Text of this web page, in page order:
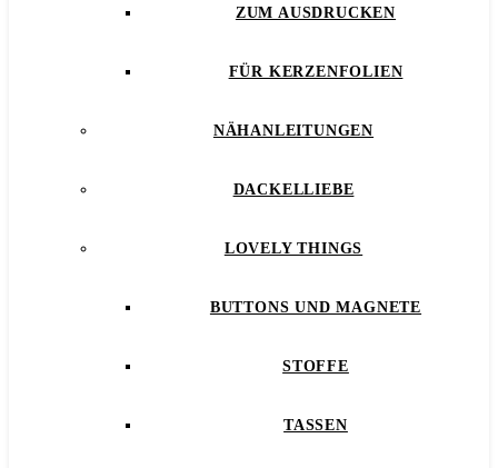
ZUM AUSDRUCKEN
FÜR KERZENFOLIEN
NÄHANLEITUNGEN
DACKELLIEBE
LOVELY THINGS
BUTTONS UND MAGNETE
STOFFE
TASSEN